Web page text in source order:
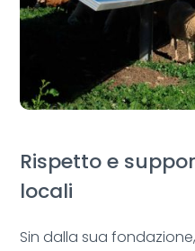
Rispetto e
locali
Sin dalla sua